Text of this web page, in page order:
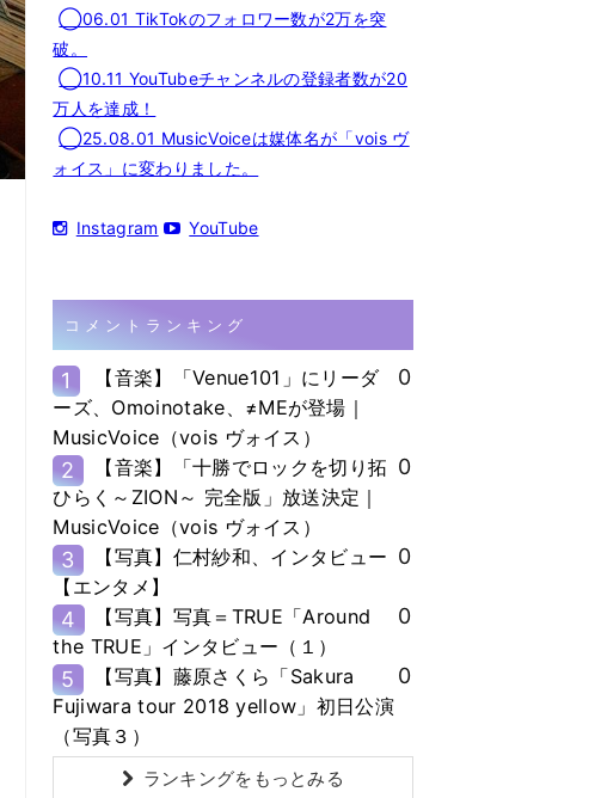
◯06.01 TikTokのフォロワー数が2万を突
破。
◯10.11 YouTubeチャンネルの登録者数が20
万人を達成！
◯25.08.01 MusicVoiceは媒体名が「vois ヴ
ォイス」に変わりました。
Instagram YouTube
コメントランキング
1
【音楽】「Venue101」にリーダ
ーズ、Omoinotake、≠MEが登場｜
MusicVoice（vois ヴォイス）
0
2
【音楽】「十勝でロックを切り拓
ひらく～ZION～ 完全版」放送決定｜
MusicVoice（vois ヴォイス）
0
3
【写真】仁村紗和、インタビュー
【エンタメ】
0
4
【写真】写真＝TRUE「Around
the TRUE」インタビュー（１）
0
5
【写真】藤原さくら「Sakura
Fujiwara tour 2018 yellow」初日公演
（写真３）
0
ランキングをもっとみる